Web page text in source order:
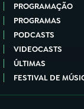
PROGRAMAÇÃO
PROGRAMAS
PODCASTS
VIDEOCASTS
ÚLTIMAS
FESTIVAL DE